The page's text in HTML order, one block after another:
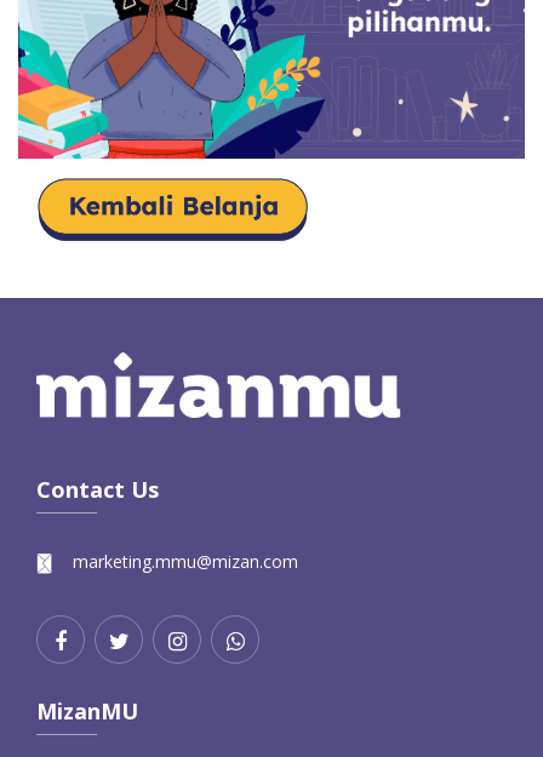
Contact Us
marketing.mmu@mizan.com
MizanMU